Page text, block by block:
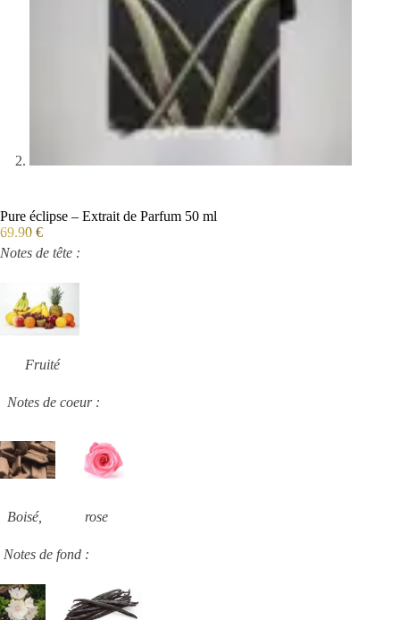
Pure éclipse – Extrait de Parfum 50 ml
69.90 €
Notes de tête :
Fruité
Notes de coeur :
Boisé, rose
Notes de fond :